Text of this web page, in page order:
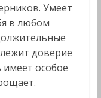
Умеет
в любом
доверие
особое